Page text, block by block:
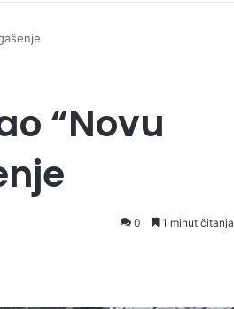
“Novu
0 1 minut čitanja